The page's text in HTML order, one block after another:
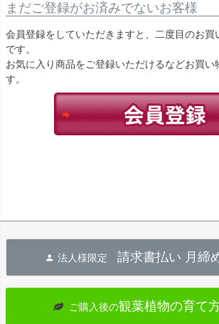
まだご登録がお済みでないお客様
会員登録をしていただきますと、二度目のお買
です。
お気に入り商品をご登録いただけるなどお買い
す。
法人様限定 請求書払い 月締
ご購入後の観葉植物の育て